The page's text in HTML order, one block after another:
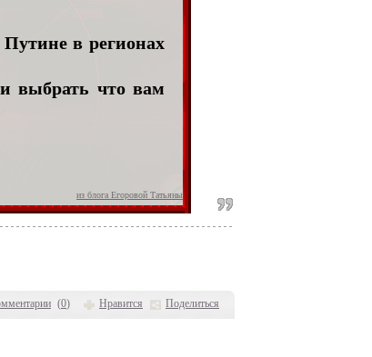
(0) Нравится Поделиться
в регионах
выбрать что вам
из блога Егоровой Татьяны